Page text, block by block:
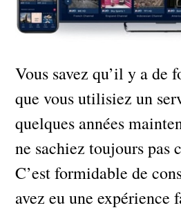
Vous savez qu’il y a de
que vous utilisiez un
quelques années
ne sachiez toujours pas
C’est formidable de
avez eu une expérience